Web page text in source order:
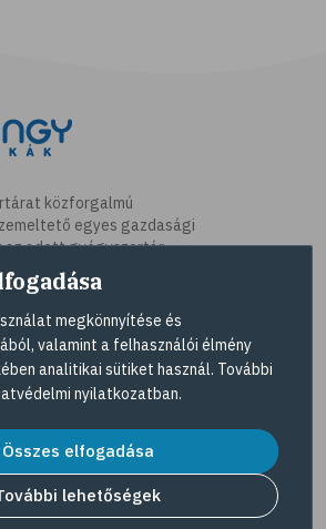
közforgalmú
egyes gazdasági
az adott gyógyszertár
gyógyszertárak listáját és
kereső
megkönnyítése és
valamint a felhasználói élmény
analitikai sütiket használ. További
nyilatkozatban.
Összes elfogadása
lehetőségek